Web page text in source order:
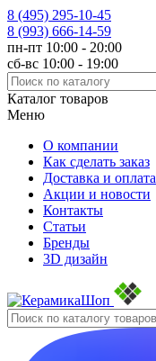
8 (495) 295-10-45
8 (993) 666-14-59
пн-пт 10:00 - 20:00
сб-вс 10:00 - 19:00
Каталог товаров
Меню
О компании
Как сделать заказ
Доставка и оплата
Акции и новости
Контакты
Статьи
Бренды
3D дизайн